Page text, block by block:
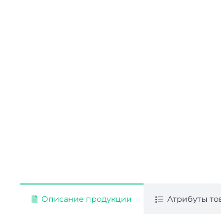
Описание продукции Атрибуты